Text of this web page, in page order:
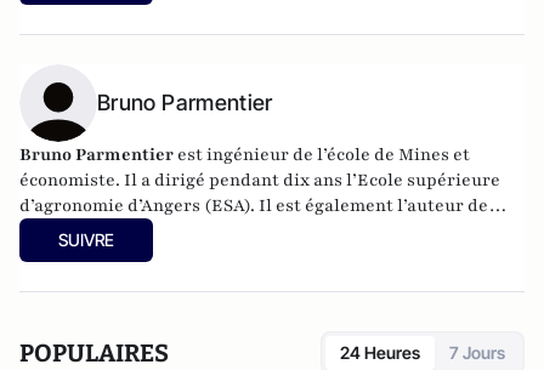
Bruno Parmentier
Bruno Parmentier est ingénieur de l’école de Mines et
économiste. Il a dirigé pendant dix ans l’Ecole supérieure
d’agronomie d’Angers (ESA). Il est également l’auteur de
livres sur les enjeux alimentaires :
et bienetNourrir l’humanité
SUIVRE
POPULAIRES 24 Heures 7 Jours